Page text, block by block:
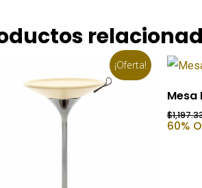
¡Oferta!
Mesa
$
60%